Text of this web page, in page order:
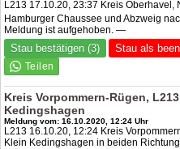
L213 17.10.20, 23:37 Kreis
Hamburger Chaussee und Abzweig
Meldung ist aufgehoben. —
Stau bestätigen (3) Stau als
Kreis Vorpommern-Rügen,
Kedingshagen
Meldung vom: 16.10.2020, 12:24 Uhr
L213 16.10.20, 12:24 Kreis
Klein Kedingshagen in beiden